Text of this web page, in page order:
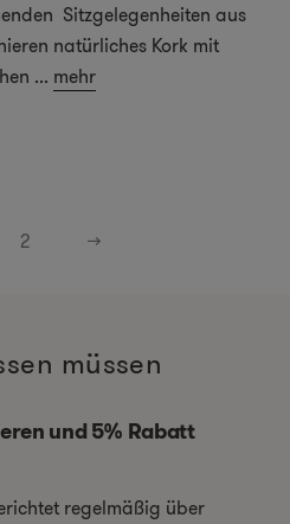
Sitzgelegenheiten aus
natürliches Kork mit
... mehr
2 →
müssen
und 5% Rabatt
regelmäßig über